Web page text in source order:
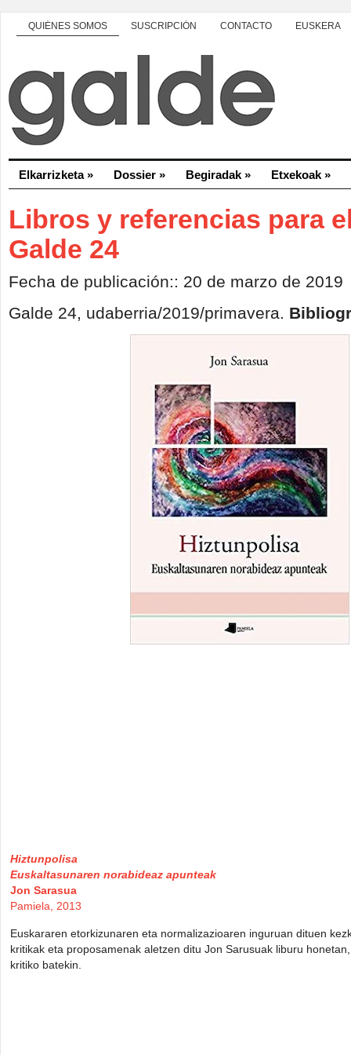
QUIÉNES SOMOS SUSCRIPCIÓN CONTACTO EUSKERA
Elkarrizketa» Dossier » Begiradak » Etxekoak »
Libros y referencias para
Galde 24
Fecha de publicación:: 20 de marzo de 2019
Galde 24, udaberria/2019/primavera.
Hiztunpolisa
Euskaltasunaren norabideaz apunteak
Jon Sarasua
Pamiela, 2013
Euskararen etorkizunaren eta normalizazioaren inguruan dituen
kritikak eta proposamenak aletzen ditu Jon Sarusuak liburu
kritiko batekin.